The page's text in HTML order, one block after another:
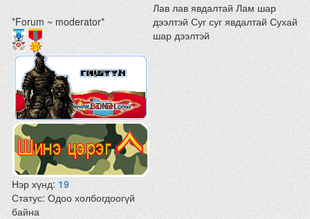
*Forum ~ moderator*
Нэр хүнд:19
Статус:Одоо холбогдоогүй
байна
Лав лав явдалтай Лам шар
дээлтэй Суг суг явдалтай Сухай
шар дээлтэй